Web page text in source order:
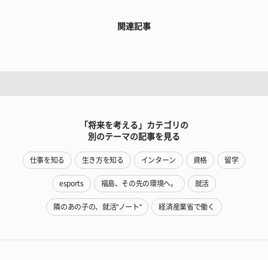
関連記事
「将来を考える」カテゴリの
別のテーマの記事を見る
仕事を知る 生き方を知る インターン 資格 留学
esports 福島、その先の環境へ。 就活
隣のあの子の、就活"ノート" 経済産業省で働く